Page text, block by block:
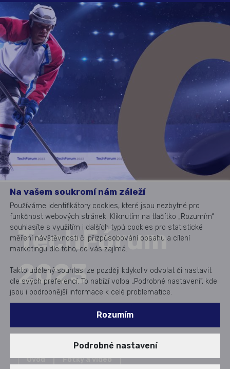
TechFórum
2023
Úvod Fotky a video
Na vašem soukromí nám záleží
Používáme identifikátory cookies, které jsou nezbytné pro
funkčnost webových stránek. Kliknutím na tlačítko „Rozumím“
souhlasíte s využitím i dalších typů cookies pro statistické
měření návštěvnosti či přizpůsobování obsahu a cílení
marketingu dle toho, co vás zajímá.
Takto udělený souhlas lze později kdykoliv odvolat či nastavit
dle svých preferencí. To nabízí volba „Podrobné nastavení“, kde
jsou i podrobnější informace k celé problematice.
Rozumím
Podrobné nastavení